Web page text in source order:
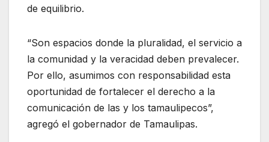
de equilibrio.
“Son espacios donde la pluralidad, el servicio a
la comunidad y la veracidad deben prevalecer.
Por ello, asumimos con responsabilidad esta
oportunidad de fortalecer el derecho a la
comunicación de las y los tamaulipecos”,
agregó el gobernador de Tamaulipas.